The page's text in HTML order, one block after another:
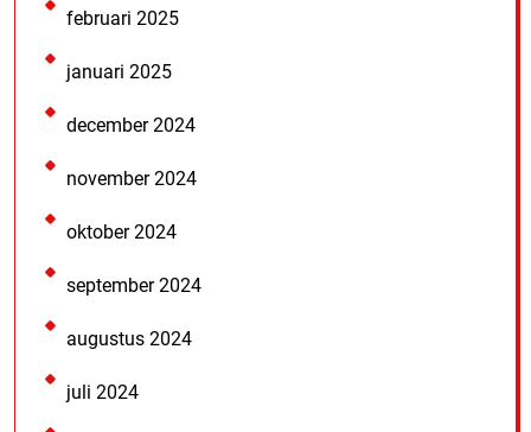
februari 2025
januari 2025
december 2024
november 2024
oktober 2024
september 2024
augustus 2024
juli 2024